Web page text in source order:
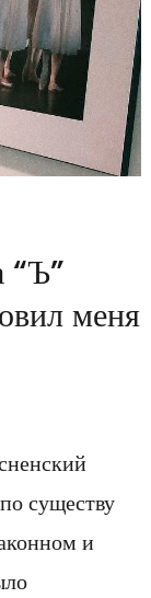
“Ъ”
меня
существу
и